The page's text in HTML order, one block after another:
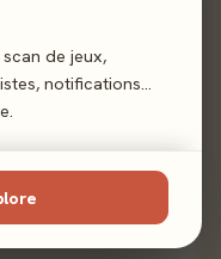
de jeux,
notifications…